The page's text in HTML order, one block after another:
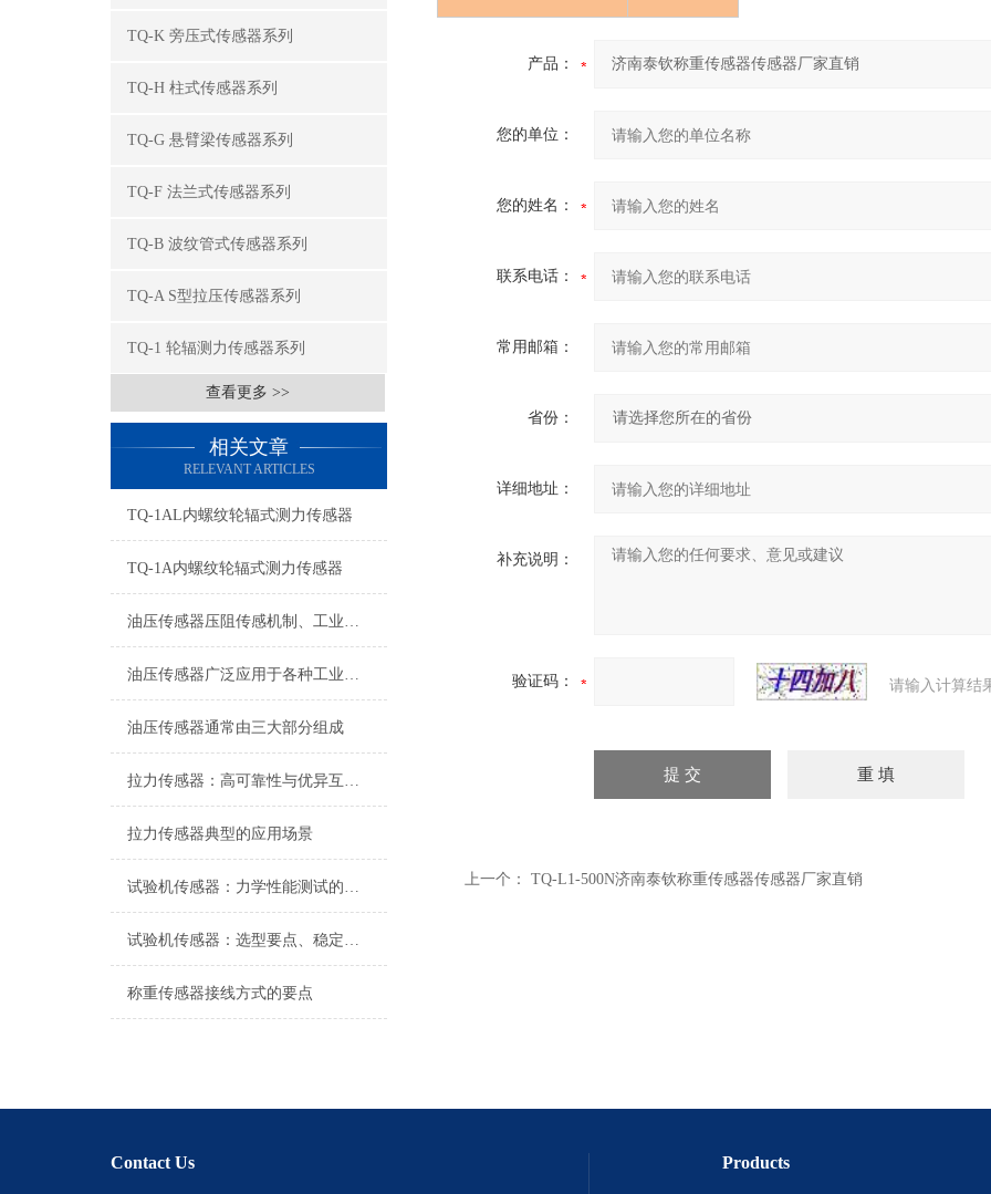
TQ-K 旁压式传感器系列
TQ-H 柱式传感器系列
TQ-G 悬臂梁传感器系列
TQ-F 法兰式传感器系列
TQ-B 波纹管式传感器系列
TQ-A S型拉压传感器系列
TQ-1 轮辐测力传感器系列
查看更多 >>
相关文章
RELEVANT ARTICLES
TQ-1AL内螺纹轮辐式测力传感器
TQ-1A内螺纹轮辐式测力传感器
油压传感器压阻传感机制、工业工况适配与标准化运维管理
油压传感器广泛应用于各种工业自控环境
油压传感器通常由三大部分组成
拉力传感器：高可靠性与优异互换性的技术解析
拉力传感器典型的应用场景
试验机传感器：力学性能测试的核心组件解析
试验机传感器：选型要点、稳定性及分类详解
称重传感器接线方式的要点
产品：
您的单位：
您的姓名：
联系电话：
常用邮箱：
省份：
详细地址：
补充说明：
验证码： 请输入计算结
上一个： TQ-L1-500N济南泰钦称重传感器传感器厂家直销
Contact Us Products